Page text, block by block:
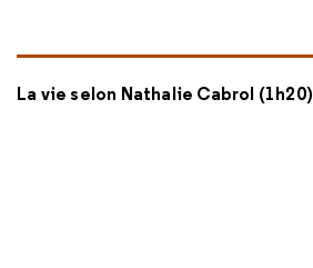
La vie selon Nathalie Cabrol (1h20)